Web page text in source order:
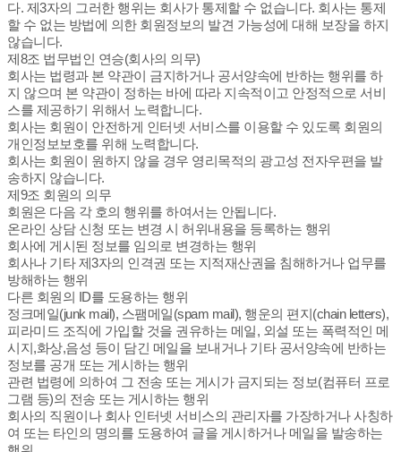
다. 제3자의 그러한 행위는 회사가 통제할 수 없습니다. 회사는 통제
할 수 없는 방법에 의한 회원정보의 발견 가능성에 대해 보장을 하지
않습니다.
제8조 법무법인 연승(회사의 의무)
회사는 법령과 본 약관이 금지하거나 공서양속에 반하는 행위를 하
지 않으며 본 약관이 정하는 바에 따라 지속적이고 안정적으로 서비
스를 제공하기 위해서 노력합니다.
회사는 회원이 안전하게 인터넷 서비스를 이용할 수 있도록 회원의
개인정보보호를 위해 노력합니다.
회사는 회원이 원하지 않을 경우 영리목적의 광고성 전자우편을 발
송하지 않습니다.
제9조 회원의 의무
회원은 다음 각 호의 행위를 하여서는 안됩니다.
온라인 상담 신청 또는 변경 시 허위내용을 등록하는 행위
회사에 게시된 정보를 임의로 변경하는 행위
회사나 기타 제3자의 인격권 또는 지적재산권을 침해하거나 업무를
방해하는 행위
다른 회원의 ID를 도용하는 행위
정크메일(junk mail), 스팸메일(spam mail), 행운의 편지(chain letters),
피라미드 조직에 가입할 것을 권유하는 메일, 외설 또는 폭력적인 메
시지,화상,음성 등이 담긴 메일을 보내거나 기타 공서양속에 반하는
정보를 공개 또는 게시하는 행위
관련 법령에 의하여 그 전송 또는 게시가 금지되는 정보(컴퓨터 프로
그램 등)의 전송 또는 게시하는 행위
회사의 직원이나 회사 인터넷 서비스의 관리자를 가장하거나 사칭하
여 또는 타인의 명의를 도용하여 글을 게시하거나 메일을 발송하는